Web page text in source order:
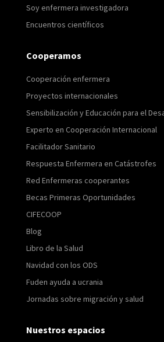
Soy enfermera investigadora
Encuentros científicos
Cooperamos
Cooperación enfermera
Proyectos internacionales
Sensibilización y Educación para el
Experto en Cooperación Internacional
Facilitador Sanitario
Respuesta Enfermera en Catástrofes
Red Enfermeras cooperantes
Becas Primeras Oportunidades
CIFECOOP
Blog
Libro de la Salud
Navidad con los ODS
Fuden ayuda a ucrania
Jornadas sobre migración y salud
Nuestros espacios